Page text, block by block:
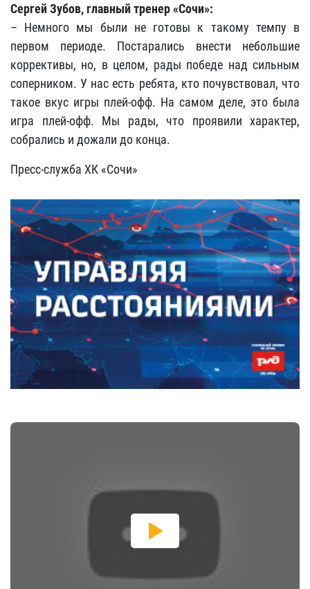
Сергей Зубов, главный тренер «Сочи»:
– Немного мы были не готовы к такому темпу в
первом периоде. Постарались внести небольшие
коррективы, но, в целом, рады победе над сильным
соперником. У нас есть ребята, кто почувствовал, что
такое вкус игры плей-офф. На самом деле, это была
игра плей-офф. Мы рады, что проявили характер,
собрались и дожали до конца.
Пресс-служба ХК «Сочи»